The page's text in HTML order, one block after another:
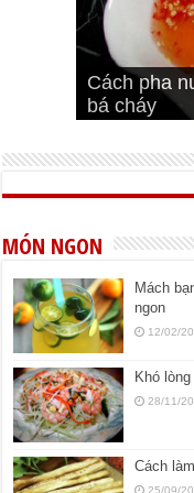
Cách pha
bá cháy
Bí quyết để
Cách ướp
đúng vị
Cách ướp
Bật mí
ngon
MÓN NGON
Mách
ngon
12/02/
Khó
28/11/
Cách
25/09/